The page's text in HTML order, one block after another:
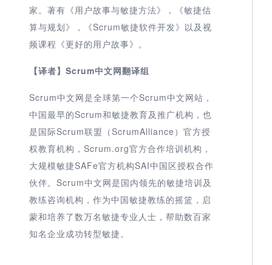
家。著有《用户故事与敏捷方法》，《敏捷估
算与规划》，《Scrum敏捷软件开发》以及视
频课程《更好的用户故事》。
【译者】Scrum中文网翻译组
Scrum中文网是全球第一个Scrum中文网站，
中国最早的Scrum和敏捷教育及推广机构，也
是国际Scrum联盟（ScrumAlliance）官方授
权教育机构，Scrum.org官方合作培训机构，
大规模敏捷SAFe官方机构SAI中国区授权合作
伙伴。Scrum中文网是国内领先的敏捷培训及
教练咨询机构，作为中国敏捷教练的摇篮，启
蒙和培养了数万名敏捷专业人士，帮助数百家
知名企业成功转型敏捷。